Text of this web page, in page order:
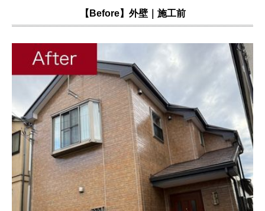
【Before】外壁｜施工前